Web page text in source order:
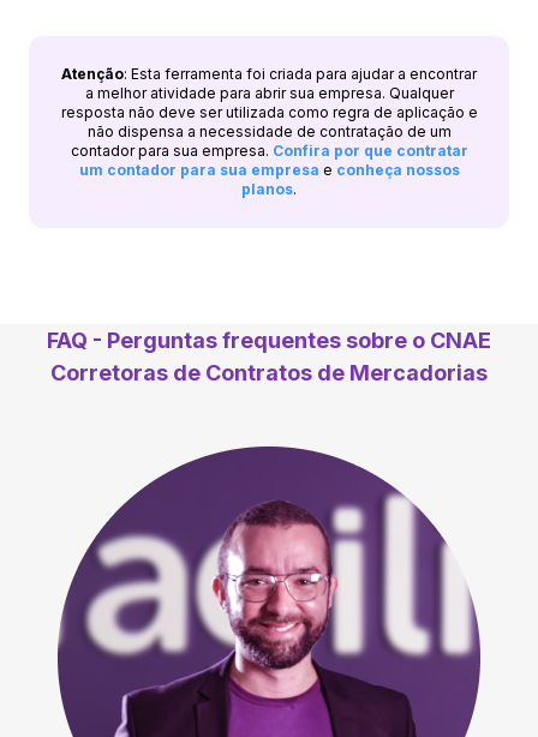
Atenção: Esta ferramenta foi criada para ajudar a encontrar
a melhor atividade para abrir sua empresa. Qualquer
resposta não deve ser utilizada como regra de aplicação e
não dispensa a necessidade de contratação de um
contador para sua empresa. Confira por que contratar
um contador para sua empresa e conheça nossos
planos.
FAQ - Perguntas frequentes sobre o CNAE
Corretoras de Contratos de Mercadorias